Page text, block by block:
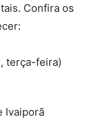
Confira os
terça-feira)
Ivaiporã